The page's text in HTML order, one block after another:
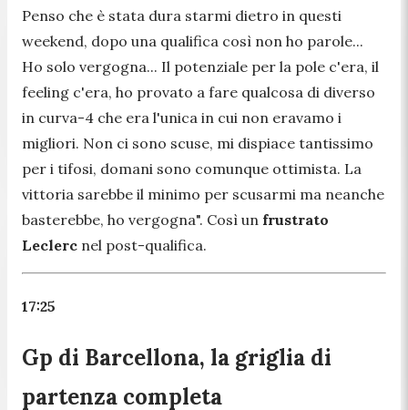
Penso che è stata dura starmi dietro in questi
weekend, dopo una qualifica così non ho parole...
Ho solo vergogna... Il potenziale per la pole c'era, il
feeling c'era, ho provato a fare qualcosa di diverso
in curva-4 che era l'unica in cui non eravamo i
migliori. Non ci sono scuse, mi dispiace tantissimo
per i tifosi, domani sono comunque ottimista. La
vittoria sarebbe il minimo per scusarmi ma neanche
basterebbe, ho vergogna". Così un frustrato
Leclerc nel post-qualifica.
17:25
Gp di Barcellona, la griglia di
partenza completa